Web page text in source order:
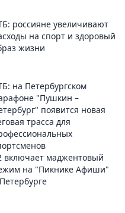
россияне увеличивают
на спорт и здоровый
жизни
на Петербургском
"Пушкин –
появится новая
трасса для
включает маджентовый
на "Пикнике Афиши"